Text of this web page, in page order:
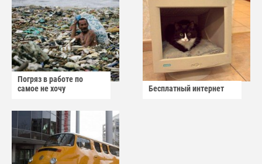
Погряз в работе по
самое не хочу
Бесплатный интернет